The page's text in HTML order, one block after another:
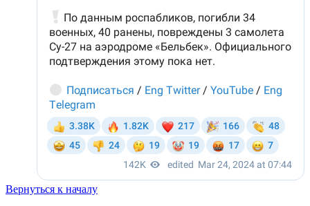
Вернуться к началу